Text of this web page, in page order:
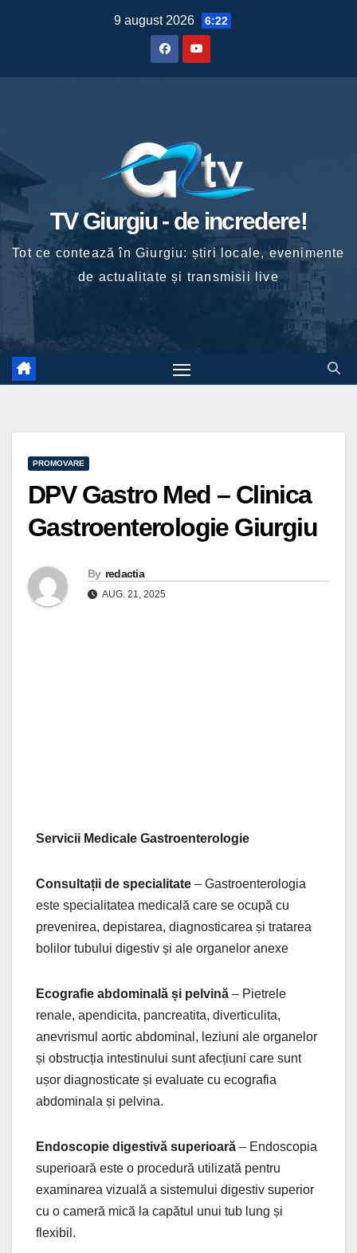
9 august 2026 6:22
TV Giurgiu - de incredere!
Tot ce contează în Giurgiu: știri locale, evenimente
de actualitate și transmisii live
PROMOVARE
DPV Gastro Med – Clinica
Gastroenterologie Giurgiu
By redactia
AUG. 21, 2025
Servicii Medicale Gastroenterologie
Consultații de specialitate – Gastroenterologia
este specialitatea medicală care se ocupă cu
prevenirea, depistarea, diagnosticarea și tratarea
bolilor tubului digestiv și ale organelor anexe
Ecografie abdominală și pelvină – Pietrele
renale, apendicita, pancreatita, diverticulita,
anevrismul aortic abdominal, leziuni ale organelor
și obstrucția intestinului sunt afecțiuni care sunt
ușor diagnosticate și evaluate cu ecografia
abdominala și pelvina.
Endoscopie digestivă superioară – Endoscopia
superioară este o procedură utilizată pentru
examinarea vizuală a sistemului digestiv superior
cu o cameră mică la capătul unui tub lung și
flexibil.